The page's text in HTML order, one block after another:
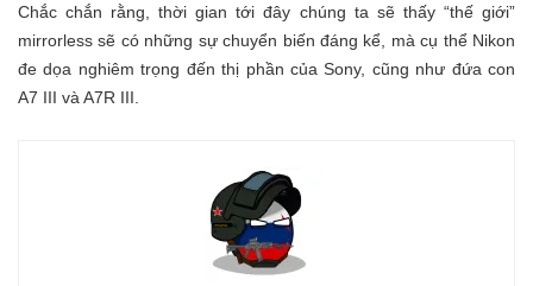
Chắc chắn rằng, thời gian tới đây chúng ta sẽ thấy “thế giới”
mirrorless sẽ có những sự chuyển biến đáng kể, mà cụ thể Nikon
đe dọa nghiêm trọng đến thị phần của Sony, cũng như đứa con
A7 III và A7R III.